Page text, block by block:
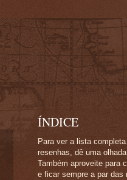
ÍNDICE
Para ver a lista
resenhas, dê uma
Também aproveite para
e ficar sempre a par das